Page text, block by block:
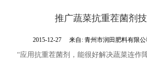
推广蔬菜抗重茬菌剂
2015-12-27 来自: 青州市润田肥料有限公
“应用抗重茬菌剂，能很好解决蔬菜连作